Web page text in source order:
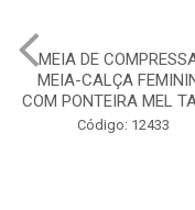
MEIA DE
MEIA-CALÇA
COM PONTEIRA MEL
Código: 12433